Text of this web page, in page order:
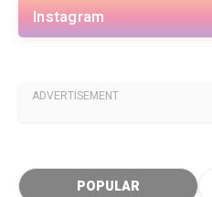
Instagram
ADVERTISEMENT
POPULAR